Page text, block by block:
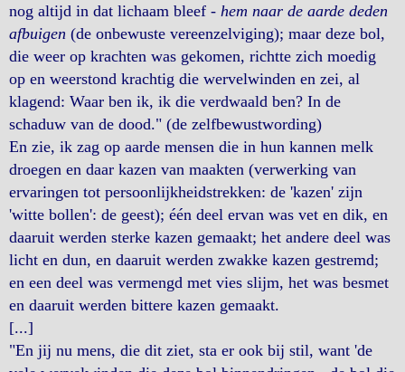
nog altijd in dat lichaam bleef - hem naar de aarde deden
afbuigen (de onbewuste vereenzelviging); maar deze bol,
die weer op krachten was gekomen, richtte zich moedig
op en weerstond krachtig die wervelwinden en zei, al
klagend: Waar ben ik, ik die verdwaald ben? In de
schaduw van de dood." (de zelfbewustwording)
En zie, ik zag op aarde mensen die in hun kannen melk
droegen en daar kazen van maakten (verwerking van
ervaringen tot persoonlijkheidstrekken: de 'kazen' zijn
'witte bollen': de geest); één deel ervan was vet en dik, en
daaruit werden sterke kazen gemaakt; het andere deel was
licht en dun, en daaruit werden zwakke kazen gestremd;
en een deel was vermengd met vies slijm, het was besmet
en daaruit werden bittere kazen gemaakt.
[...]
"En jij nu mens, die dit ziet, sta er ook bij stil, want 'de